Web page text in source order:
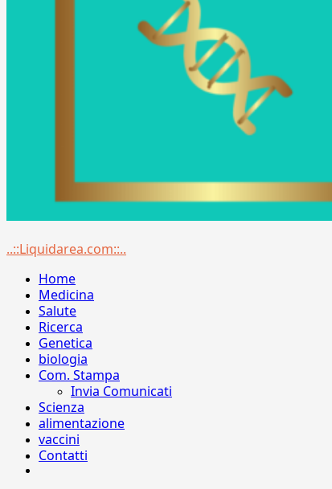
Menu
..::Liquidarea.com::..
Home
Medicina
Salute
Ricerca
Genetica
biologia
Com. Stampa
Invia Comunicati
Scienza
alimentazione
vaccini
Contatti